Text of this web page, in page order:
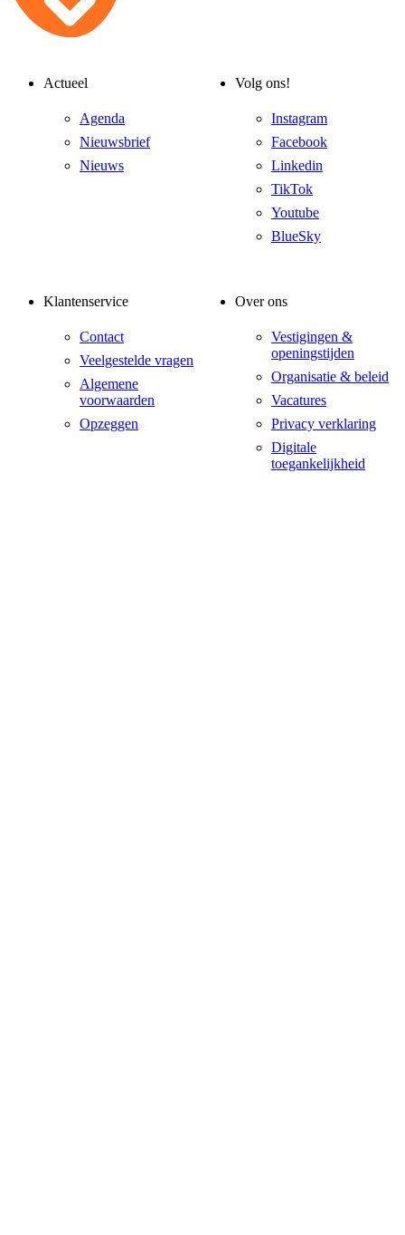
Actueel
Agenda
Nieuwsbrief
Nieuws
Volg ons!
Instagram
Facebook
Linkedin
TikTok
Youtube
BlueSky
Klantenservice
Contact
Veelgestelde vragen
Algemene
voorwaarden
Opzeggen
Over ons
Vestigingen &
openingstijden
Organisatie & beleid
Vacatures
Privacy verklaring
Digitale
toegankelijkheid